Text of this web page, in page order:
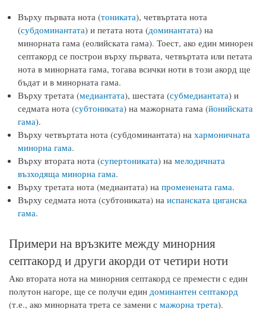
Върху първата нота (тониката), четвъртата нота
(субдоминантата) и петата нота (доминантата) на
минорната гама (еолийската гама). Тоест, ако един минорен
септакорд се построи върху първата, четвъртата или петата
нота в минорната гама, тогава всички ноти в този акорд ще
бъдат и в минорната гама.
Върху третата (медиантата), шестата (субмедиантата) и
седмата нота (субтониката) на мажорната гама (йонийската
гама).
Върху четвъртата нота (субдоминантата) на хармоничната
минорна гама.
Върху втората нота (супертониката) на мелодичната
възходяща минорна гама.
Върху третата нота (медиантата) на променената гама.
Върху седмата нота (субтониката) на испанската циганска
гама.
Примери на връзките между минорния
септакорд и други акорди от четири ноти
Ако втората нота на минорния септакорд се премести с един
полутон нагоре, ще се получи един доминантен септакорд
(т.е., ако минорната трета се замени с мажорна трета).